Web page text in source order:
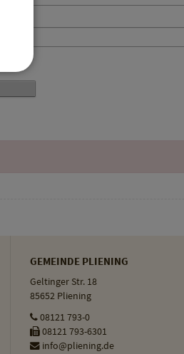
GEMEINDE PLIENING
Geltinger Str. 18
85652 Pliening
08121 793-0
08121 793-6301
info@pliening.de